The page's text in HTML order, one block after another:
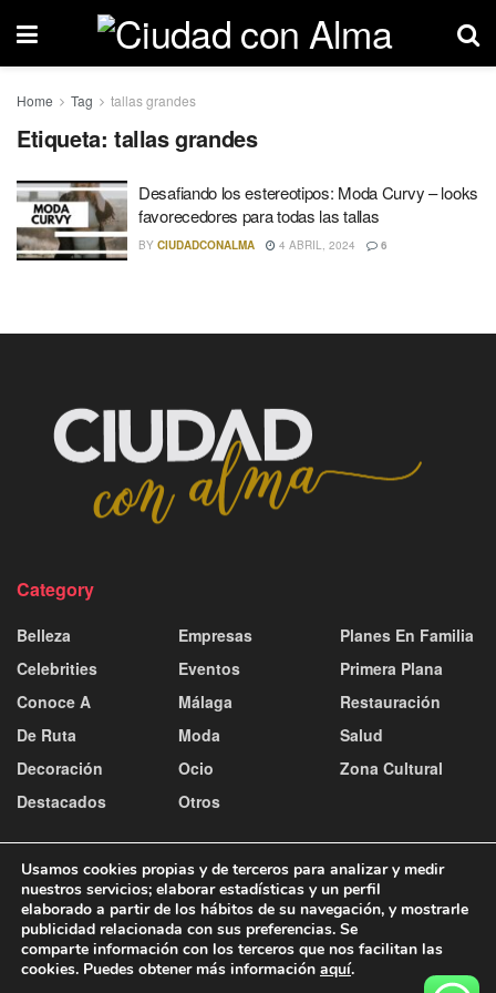
Home Tag tallas grandes
Etiqueta: tallas grandes
Desafiando los estereotipos: Moda Curvy – looks
favorecedores para todas las tallas
BY CIUDADCONALMA 4 ABRIL, 2024 6
Category
Belleza
Celebrities
Conoce A
De Ruta
Decoración
Destacados
Empresas
Eventos
Málaga
Moda
Ocio
Otros
Planes En Familia
Primera Plana
Restauración
Salud
Zona Cultural
Contacto y publicidad Aviso Legal
Política de Cookies
Política de Privacidad
Usamos cookies propias y de terceros para analizar y medir
nuestros servicios; elaborar estadísticas y un perfil
elaborado a partir de los hábitos de su navegación, y mostrarle
publicidad relacionada con sus preferencias. Se
comparte información con los terceros que nos facilitan las
cookies. Puedes obtener más información aquí.